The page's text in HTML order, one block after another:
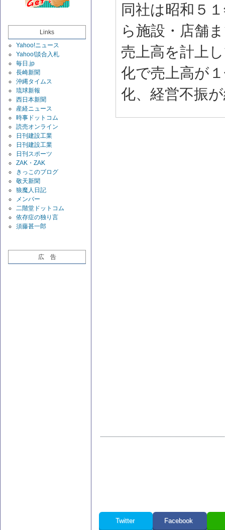
Links
Yahoo!ニュース
Yahoo!談合入札
毎日.jp
長崎新聞
沖縄タイムス
琉球新報
西日本新聞
産経ニュース
時事ドットコム
読売オンライン
日刊建設工業
日刊建設工業
日刊スポーツ
ZAK・ZAK
きっこのブログ
敬天新聞
狼魔人日記
メンバー
二階堂ドットコム
依存症の独り言
須藤甚一郎
広 告
同社は昭和５
ら施設・店舗
売上高を計上
化で売上高が
化、経営不振
Twitter Facebook